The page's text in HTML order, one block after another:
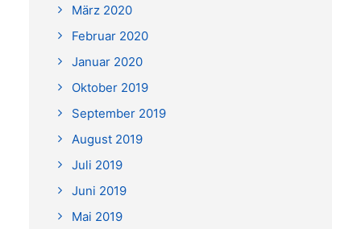
März 2020
Februar 2020
Januar 2020
Oktober 2019
September 2019
August 2019
Juli 2019
Juni 2019
Mai 2019